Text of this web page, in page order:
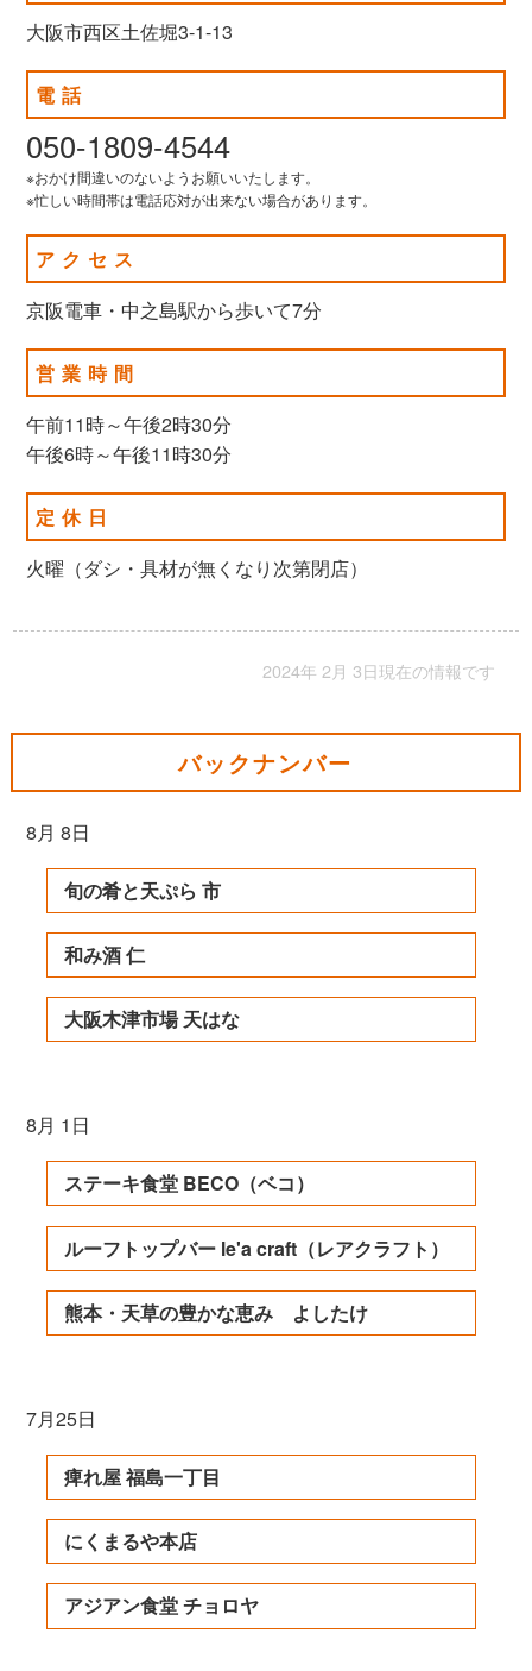
大阪市西区土佐堀3-1-13
電話
050-1809-4544
※おかけ間違いのないようお願いいたします。
※忙しい時間帯は電話応対が出来ない場合があります。
アクセス
京阪電車・中之島駅から歩いて7分
営業時間
午前11時～午後2時30分
午後6時～午後11時30分
定休日
火曜（ダシ・具材が無くなり次第閉店）
2024年 2月 3日現在の情報です
バックナンバー
8月 8日
旬の肴と天ぷら 市
和み酒 仁
大阪木津市場 天はな
8月 1日
ステーキ食堂 BECO（ベコ）
ルーフトップバー le'a craft（レアクラフト）
熊本・天草の豊かな恵み よしたけ
7月25日
痺れ屋 福島一丁目
にくまるや本店
アジアン食堂 チョロヤ